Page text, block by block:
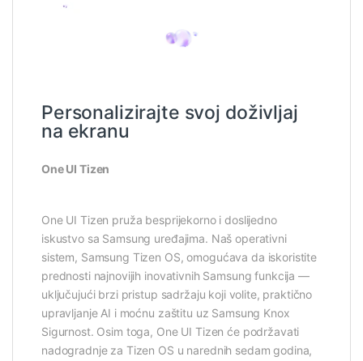
Personalizirajte svoj doživljaj
na ekranu
One UI Tizen
One UI Tizen pruža besprijekorno i doslijedno
iskustvo sa Samsung uređajima. Naš operativni
sistem, Samsung Tizen OS, omogućava da iskoristite
prednosti najnovijih inovativnih Samsung funkcija —
uključujući brzi pristup sadržaju koji volite, praktično
upravljanje AI i moćnu zaštitu uz Samsung Knox
Sigurnost. Osim toga, One UI Tizen će podržavati
nadogradnje za Tizen OS u narednih sedam godina,